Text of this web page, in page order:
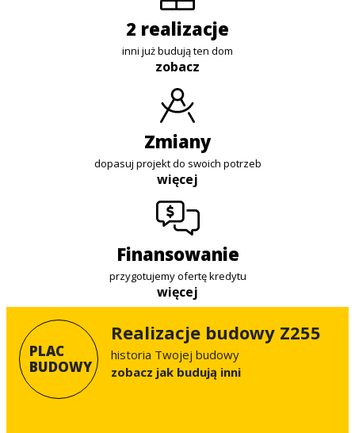
2 realizacje
inni już budują ten dom
zobacz
zmiany
dopasuj projekt do swoich potrzeb
więcej
finansowanie
przygotujemy ofertę kredytu
więcej
PLAC
BUDOWY
Realizacje budowy Z255
historia Twojej budowy
Zobacz jak budują inni